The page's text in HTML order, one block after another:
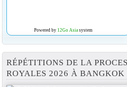
Powered by 12Go Asiasystem
RÉPÉTITIONS DE LA
ROYALES 2026 À BANGKOK